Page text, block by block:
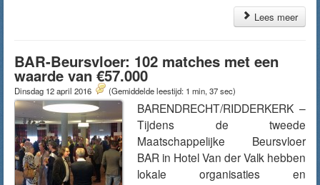
Lees meer
BAR-Beursvloer: 102 matches met een
waarde van €57.000
Dinsdag 12 april 2016 (Gemiddelde leestijd: 1 min, 37 sec)
BARENDRECHT/RIDDERKERK –
Tijdens de tweede
Maatschappelijke Beursvloer
BAR in Hotel Van der Valk hebben
lokale organisaties en